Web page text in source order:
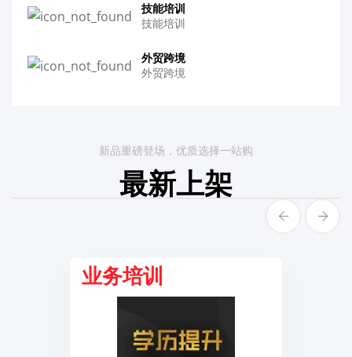
技能培训
技能培训
外贸跨境
外贸跨境
新品重磅登场，优质选择一站购
最新上架
业务培训